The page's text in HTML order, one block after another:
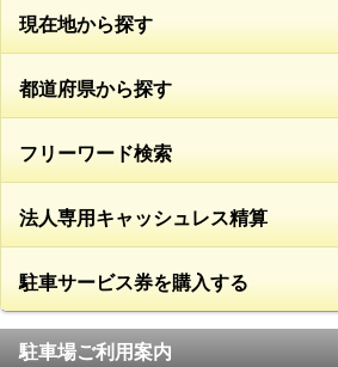
現在地から探す
都道府県から探す
フリーワード検索
法人専用キャッシュレス精算
駐車サービス券を購入する
駐車場ご利用案内